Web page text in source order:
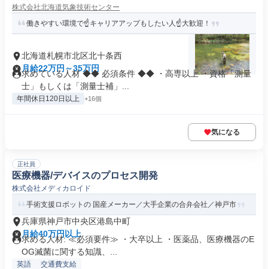
株式会社北海道気象技術センター
働きやすい環境で☝️キャリアアップもしたい人☝️大歓迎！
北海道札幌市北区北十条西
月給22万円～35万円
求めている人材 ◆◆ 必須条件 ◆◆ ・高専以上 ・資格「測量
士」もしくは「測量士補」...
年間休日120日以上 +16個
気になる
正社員
医療機器/デバイスのプロセス開発
株式会社メディカロイド
手術支援ロボットの 国産メーカー／大手企業の合弁会社／神戸市
兵庫県神戸市中央区港島中町
月給40万円以上
求める人材: ≪必須要件≫ ・大卒以上 ・医薬品、医療機器のE
OG滅菌に関する知識、...
英語 交通費支給